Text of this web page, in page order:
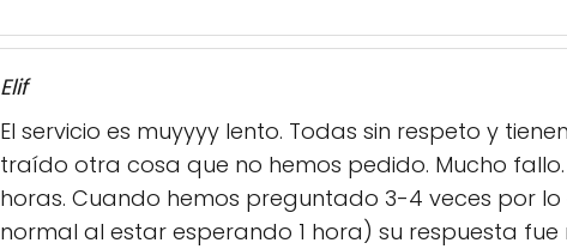
Elif
El servicio es muyyyy lento. Todas sin respeto y
traído otra cosa que no hemos pedido. Mucho
horas. Cuando hemos preguntado 3-4 veces por
normal al estar esperando 1 hora) su respuesta